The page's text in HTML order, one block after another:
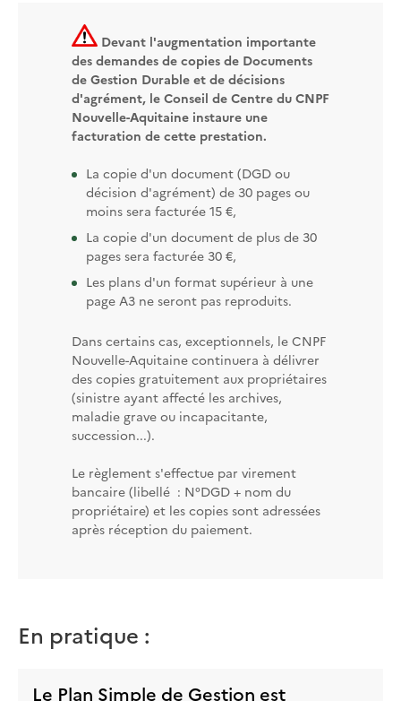
Devant l'augmentation importante
des demandes de copies de Documents
de Gestion Durable et de décisions
d'agrément, le Conseil de Centre du CNPF
Nouvelle-Aquitaine instaure une
facturation de cette prestation.
La copie d'un document (DGD ou
décision d'agrément) de 30 pages ou
moins sera facturée 15 €,
La copie d'un document de plus de 30
pages sera facturée 30 €,
Les plans d'un format supérieur à une
page A3 ne seront pas reproduits.
Dans certains cas, exceptionnels, le CNPF
Nouvelle-Aquitaine continuera à délivrer
des copies gratuitement aux propriétaires
(sinistre ayant affecté les archives,
maladie grave ou incapacitante,
succession...).
Le règlement s'effectue par virement
bancaire (libellé : N°DGD + nom du
propriétaire) et les copies sont adressées
après réception du paiement.
En pratique :
Le Plan Simple de Gestion est